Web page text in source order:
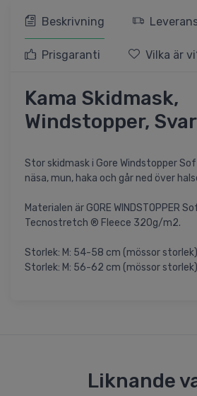
Beskrivning
Prisgaranti Vilka är
Kama Skidmask,
Windstopper,
Stor skidmask i Gore Windstopper
näsa, mun, haka och går ned över
Materialen är GORE WINDSTOPPER
Tecnostretch ® Fleece 320g/m2.
Storlek: M: 54-58 cm (mössor storlek)
Storlek: M: 56-62 cm (mössor storlek)
Liknande